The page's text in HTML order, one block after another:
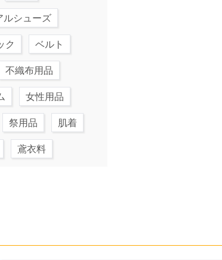
ルシューズ
ク ベルト
不織布用品
女性用品
祭用品 肌着
鳶衣料